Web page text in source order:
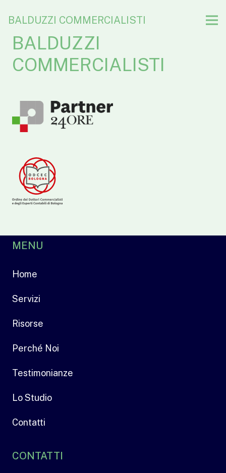
BALDUZZI COMMERCIALISTI
BALDUZZI
COMMERCIALISTI
MENU
Home
Servizi
Risorse
Perché Noi
Testimonianze
Lo Studio
Contatti
CONTATTI